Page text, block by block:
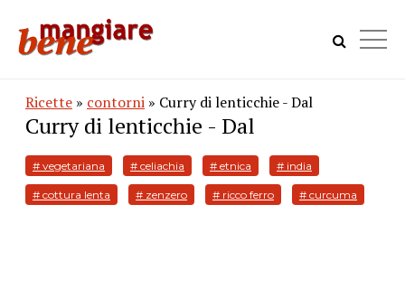
Ricette » contorni » Curry di lenticchie - Dal
Curry di lenticchie - Dal
# vegetariana # celiachia # etnica # india
# cottura lenta # zenzero # ricco ferro # curcuma